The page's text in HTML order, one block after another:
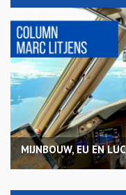
MIJNBOUW, EU EN